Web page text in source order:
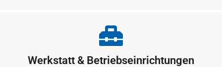
Werkstatt & Betriebseinrichtungen